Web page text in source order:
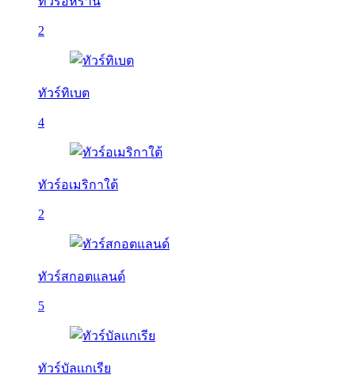
2
ทัวร์ทิเบต
4
ทัวร์อเมริกาใต้
2
ทัวร์สกอตแลนด์
5
ทัวร์บัลเเกเรีย